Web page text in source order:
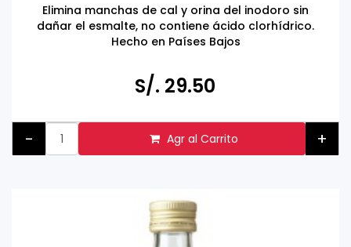
Elimina manchas de cal y orina del inodoro sin
dañar el esmalte, no contiene ácido clorhídrico.
Hecho en Países Bajos
S/. 29.50
- Agr al Carrito +